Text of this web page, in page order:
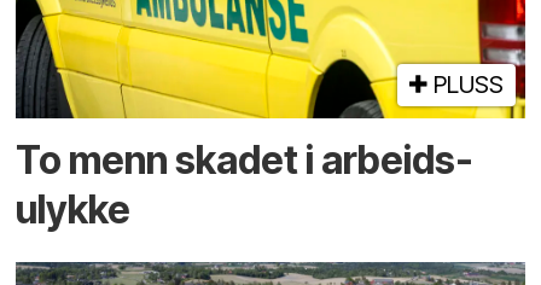
PLUSS
To menn skadet i arbeids­
ulykke